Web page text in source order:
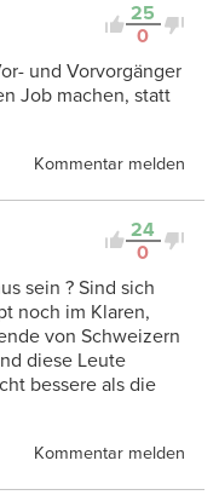
25
0
und Vorvorgänger
Job machen, statt
Kommentar melden
24
0
sein ? Sind sich
noch im Klaren,
von Schweizern
diese Leute
bessere als die
Kommentar melden